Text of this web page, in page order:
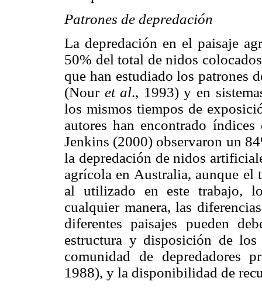
Patrones de depredación
La depredación en el paisaje
50% del total de nidos
que han estudiado los patrones
(Nour et al., 1993) y en
los mismos tiempos de
autores han encontrado
Jenkins (2000) observaron un
la depredación de nidos
agrícola en Australia, aunque
al utilizado en este trabajo,
cualquier manera, las
diferentes paisajes pueden
estructura y disposición de
comunidad de depredadores
1988), y la disponibilidad de